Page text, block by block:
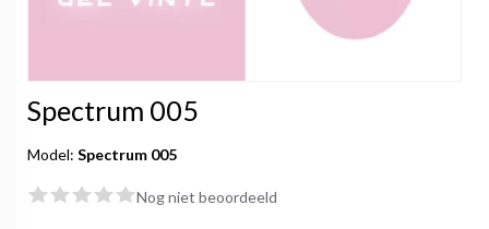
Spectrum 005
Model: Spectrum 005
Nog niet beoordeeld